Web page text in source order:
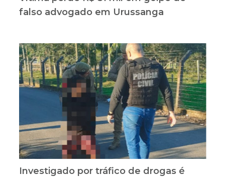
falso advogado em Urussanga
Investigado por tráfico de drogas é